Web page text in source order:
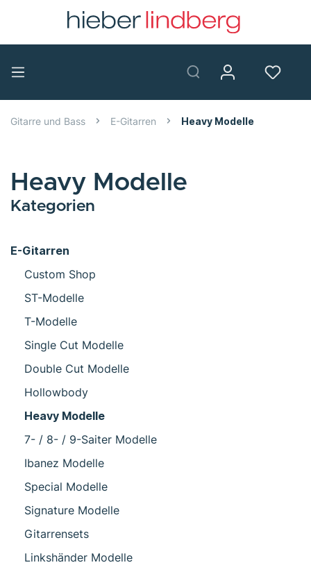
Gitarre und Bass E-Gitarren Heavy Modelle
Heavy Modelle
Kategorien
E-Gitarren
Custom Shop
ST-Modelle
T-Modelle
Single Cut Modelle
Double Cut Modelle
Hollowbody
Heavy Modelle
7- / 8- / 9-Saiter Modelle
Ibanez Modelle
Special Modelle
Signature Modelle
Gitarrensets
Linkshänder Modelle